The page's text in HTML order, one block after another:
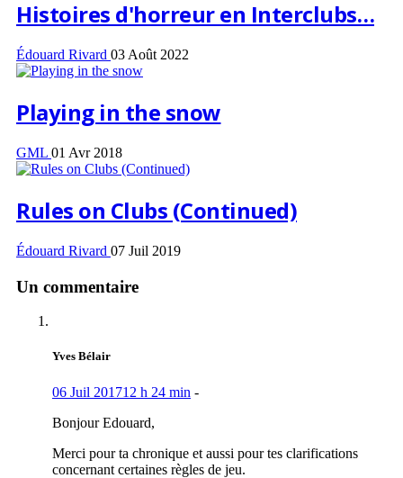
Histoires d'horreur en Interclubs…
Édouard Rivard 03 Août 2022
Playing in the snow
GML 01 Avr 2018
Rules on Clubs (Continued)
Édouard Rivard 07 Juil 2019
Un commentaire
Yves Bélair
06 Juil 201712 h 24 min -
Bonjour Edouard,
Merci pour ta chronique et aussi pour tes clarifications
concernant certaines règles de jeu.